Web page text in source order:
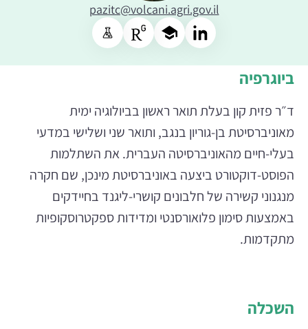
pazitc@volcani.agri.gov.il
ביוגרפיה
ד״ר פזית קון בעלת תואר ראשון בביולוגיה ימית
מאוניברסיטת בן-גוריון בנגב, ותואר שני ושלישי במדעי
בעלי-חיים מהאוניברסיטה העברית. את השתלמות
הפוסט-דוקטורט ביצעה באוניברסיטת מינכן, שם חקרה
מנגנוני קשירה של חלבונים קושרי-ליגנד בחיידקים
באמצעות סימון פלואורסנטי ומדידות ספקטרוסקופיות
מתקדמות.
השכלה